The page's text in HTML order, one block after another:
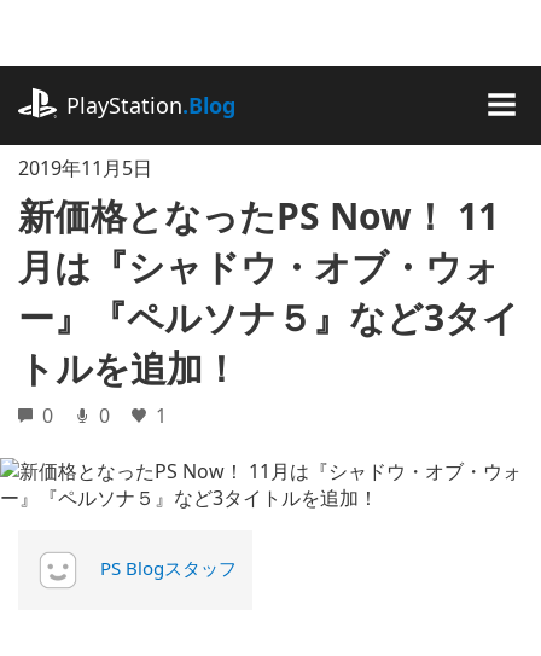
に
キ
ッ
プ
PlayStation.Blog
2019年11月5日
新価格となったPS Now！ 11
月は『シャドウ・オブ・ウォ
ー』『ペルソナ５』など3タイ
トルを追加！
0 0 1
PS Blogスタッフ